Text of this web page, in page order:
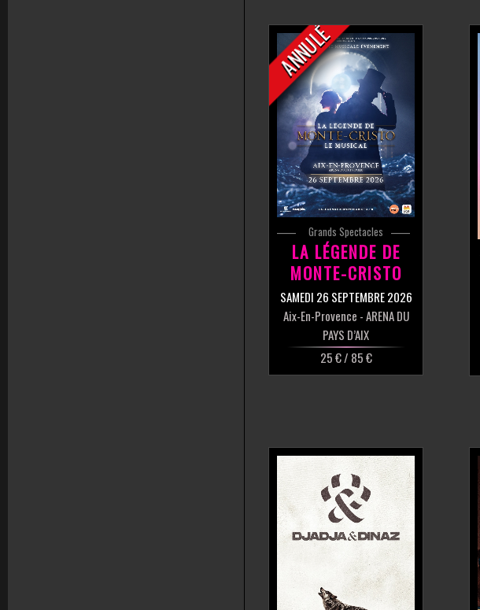
ANNULÉ
Grands Spectacles
LA LÉGENDE DE
MONTE-CRISTO
SAMEDI 26 SEPTEMBRE 2026
Aix-En-Provence - ARENA DU
PAYS D’AIX
25 € / 85 €